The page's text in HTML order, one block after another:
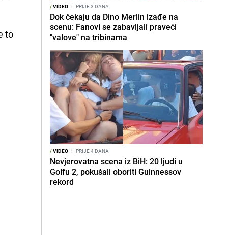
to
/VIDEO I PRIJE 3 DANA
Dok čekaju da Dino Merlin izađe na
scenu: Fanovi se zabavljali praveći
"valove" na tribinama
/VIDEO I PRIJE 4 DANA
Nevjerovatna scena iz BiH: 20 ljudi u
Golfu 2, pokušali oboriti Guinnessov
rekord